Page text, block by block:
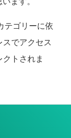
テゴリーに依
でアクセス
トされま